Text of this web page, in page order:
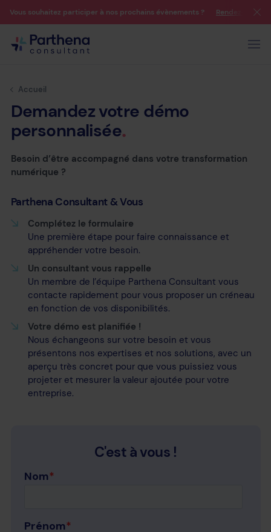
Vous souhaitez participer à nos prochains évènements ? Rendez-vous
Accueil
Demandez votre démo
personnalisée
Besoin d’être accompagné dans votre transformation
numérique ?
Parthena Consultant & Vous
Complétez le formulaire
Une première étape pour faire connaissance et
appréhender votre besoin.
Un consultant vous rappelle
Un membre de l’équipe Parthena Consultant vous
contacte rapidement pour vous proposer un créneau
en fonction de vos disponibilités.
Votre démo est planifiée !
Nous échangeons sur votre besoin et vous
présentons nos expertises et nos solutions, avec un
aperçu très concret pour que vous puissiez vous
projeter et mesurer la valeur ajoutée pour votre
entreprise.
C'est à vous !